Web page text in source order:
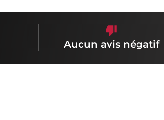
Aucun avis négatif